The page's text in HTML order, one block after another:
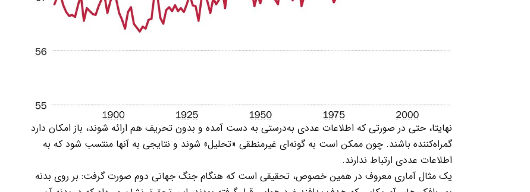
نهایتا، حتی در صورتی که اطلاعات عددی به‌درستی به دست آمده و بدون تحریف هم ارائه شوند، باز امکان دارد
گمراه‌کننده باشند. چون ممکن است به گونه‌ای غیرمنطقی «تحلیل» شوند و نتایجی به آنها منتسب شود که به
اطلاعات عددی ارتباط ندارند.
یک مثال آماری معروف در همین خصوص، تحقیقی است که هنگام جنگ جهانی دوم صورت گرفت: بر روی بدنه